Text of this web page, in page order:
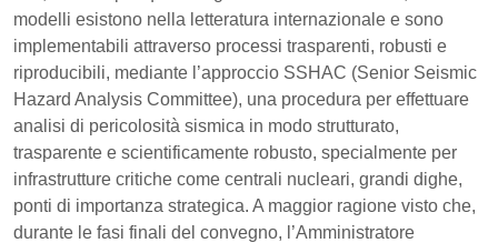
modelli esistono nella letteratura internazionale e sono
implementabili attraverso processi trasparenti, robusti e
riproducibili, mediante l’approccio SSHAC (Senior Seismic
Hazard Analysis Committee), una procedura per effettuare
analisi di pericolosità sismica in modo strutturato,
trasparente e scientificamente robusto, specialmente per
infrastrutture critiche come centrali nucleari, grandi dighe,
ponti di importanza strategica. A maggior ragione visto che,
durante le fasi finali del convegno, l’Amministratore